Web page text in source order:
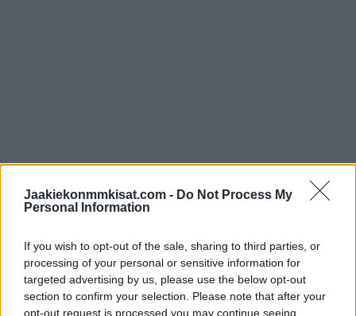
Jaakiekonmmkisat.com - Do Not Process My
Personal Information
If you wish to opt-out of the sale, sharing to third parties, or
processing of your personal or sensitive information for
targeted advertising by us, please use the below opt-out
section to confirm your selection. Please note that after your
opt-out request is processed you may continue seeing
Mika Zibanejad tekee maalin syöttämällä
5776
Jos twiitti ei näy laitteellasi voit katsoa sen suoraanTwitteristä